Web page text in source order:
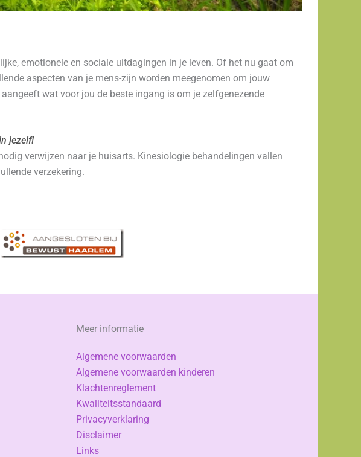
emotionele en sociale uitdagingen in je leven. Of het nu gaat om
aspecten van je mens-zijn worden meegenomen om jouw
wat voor jou de beste ingang is om je zelfgenezende
jezelf!
verwijzen naar je huisarts. Kinesiologie behandelingen vallen
verzekering.
Meer informatie
Algemene voorwaarden
Algemene voorwaarden kinderen
Klachtenreglement
Kwaliteitsstandaard
Privacyverklaring
Disclaimer
Links